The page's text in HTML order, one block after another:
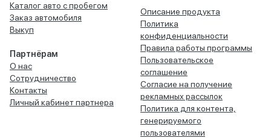
Каталог авто с пробегом
Заказ автомобиля
Выкуп
Партнёрам
О нас
Сотрудничество
Контакты
Личный кабинет партнера
Описание продукта
Политика
конфиденциальности
Правила работы программы
Пользовательское
соглашение
Согласие на получение
рекламных рассылок
Политика для контента,
генерируемого
пользователями